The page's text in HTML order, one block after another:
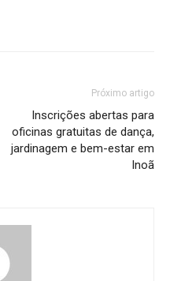
Próximo artigo
Inscrições abertas para
oficinas gratuitas de dança,
jardinagem e bem-estar em
Inoã